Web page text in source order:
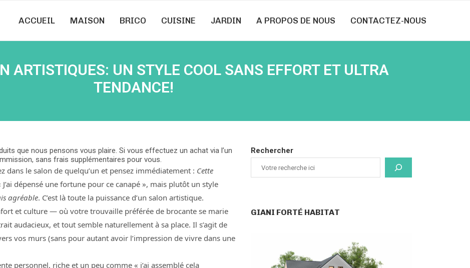
ACCUEIL MAISON BRICO CUISINE JARDIN A PROPOS DE NOUS CONTACTEZ-NOUS
ARTISTIQUES: UN STYLE COOL SANS EFFORT ET ULTRA
TENDANCE!
que nous pensons vous plaire. Si vous effectuez un achat via l’un
sans frais supplémentaires pour vous.
dans le salon de quelqu’un et pensez immédiatement : Cette
dépensé une fortune pour ce canapé », mais plutôt un style
agréable. C’est là toute la puissance d’un salon artistique.
et culture — où votre trouvaille préférée de brocante se marie
audacieux, et tout semble naturellement à sa place. Il s’agit de
vos murs (sans pour autant avoir l’impression de vivre dans une
personnel, riche et un peu comme « j’ai assemblé cela
Rechercher
GIANI FORTÉ HABITAT